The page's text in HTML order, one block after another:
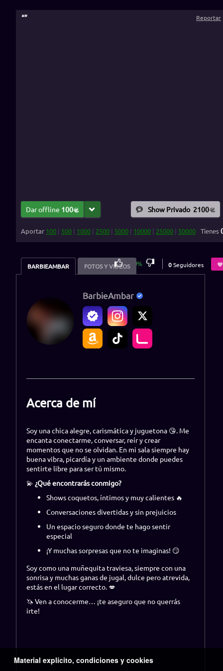
Material explícito, condiciones y cookies
“” Reportar
Dar offline 100 Show Privado 2100
Aportar 100 | 500 | 1000 | 2500 | 5000 | 10000 | 25000 | 50000 Tienes
BARBIEAMBAR FOTOS Y VIDEOS100% 0Seguidores
BarbieAmbar
Acerca de mí
Soy una chica alegre, carismática y juguetona 😘. Me
encanta conectarme, conversar, reír y crear
momentos que no se olvidan. En mi sala siempre hay
buena vibra, picardía y un ambiente donde puedes
sentirte libre para ser tú mismo.
💫 ¿Qué encontrarás conmigo?
Shows coquetos, íntimos y muy calientes 🔥
Conversaciones divertidas y sin prejuicios
Un espacio seguro donde te hago sentir
especial
¡Y muchas sorpresas que no te imaginas! 😏
Soy como una muñequita traviesa, siempre con una
sonrisa y muchas ganas de jugal, dulce pero atrevida,
estás en el lugar correcto. 💋
🦄 Ven a conocerme… ¡te aseguro que no querrás
irte!